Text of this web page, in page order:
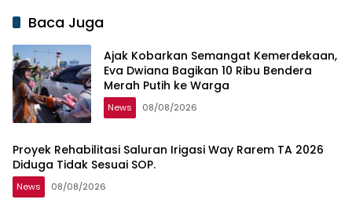
Baca Juga
Ajak Kobarkan Semangat Kemerdekaan,
Eva Dwiana Bagikan 10 Ribu Bendera
Merah Putih ke Warga
News 08/08/2026
Proyek Rehabilitasi Saluran Irigasi Way Rarem TA 2026
Diduga Tidak Sesuai SOP.
News 08/08/2026